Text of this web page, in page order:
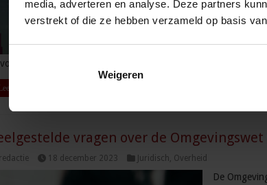
media, adverteren en analyse. Deze partners
verstrekt of die ze hebben verzameld op basis
Weigeren
andere
geval als je
met jaren ervaring in …
Lees verder »
vragen over de
redactie 18 december 2023 Juridisch, Overheid
De